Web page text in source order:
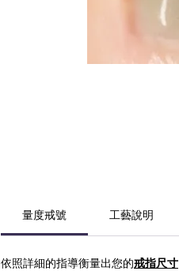
量度戒號 工藝說明
依照詳細的指導衡量出您的戒指尺寸